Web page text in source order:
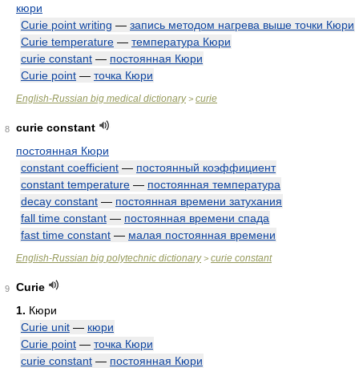
кюри
Curie point writing — запись методом нагрева выше точки Кюри
Curie temperature — температура Кюри
curie constant — постоянная Кюри
Curie point — точка Кюри
English-Russian big medical dictionary> curie
8
curie constant
постоянная Кюри
constant coefficient — постоянный коэффициент
constant temperature — постоянная температура
decay constant — постоянная времени затухания
fall time constant — постоянная времени спада
fast time constant — малая постоянная времени
English-Russian big polytechnic dictionary> curie constant
9
Curie
1. Кюри
Curie unit — кюри
Curie point — точка Кюри
curie constant — постоянная Кюри